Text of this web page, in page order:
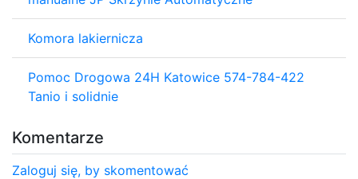
Komora lakiernicza
Pomoc Drogowa 24H Katowice 574-784-422
Tanio i solidnie
Komentarze
Zaloguj się, by skomentować